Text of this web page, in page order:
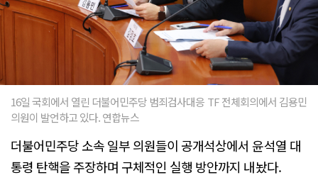
16일 국회에서 열린 더불어민주당 범죄검사대응 TF 전체회의에서 김용민
의원이 발언하고 있다. 연합뉴스
더불어민주당 소속 일부 의원들이 공개석상에서 윤석열 대
통령 탄핵을 주장하며 구체적인 실행 방안까지 내놨다.